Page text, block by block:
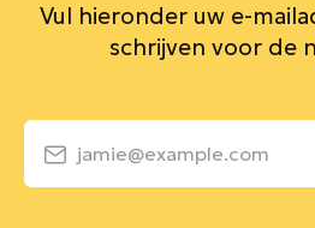
Vul hieronder uw e-
schrijven voor de
jamie@example.com